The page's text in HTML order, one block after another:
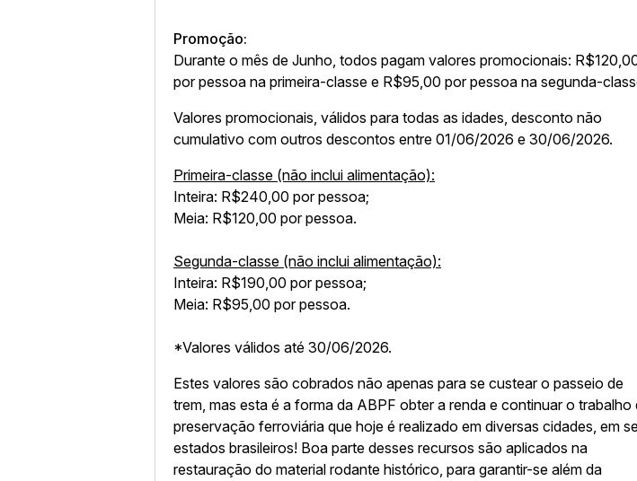
Promoção:
Durante o mês de Junho, todos pagam valores promocionais:
por pessoa na primeira-classe e R$95,00 por pessoa na segunda-
Valores promocionais, válidos para todas as idades, desconto não
cumulativo com outros descontos entre 01/06/2026 e 30/06/2026.
Primeira-classe (não inclui alimentação):
Inteira: R$240,00 por pessoa;
Meia: R$120,00 por pessoa.
Segunda-classe (não inclui alimentação):
Inteira: R$190,00 por pessoa;
Meia: R$95,00 por pessoa.
*Valores válidos até 30/06/2026.
Estes valores são cobrados não apenas para se custear o passeio de
trem, mas esta é a forma da ABPF obter a renda e continuar o trabalho
preservação ferroviária que hoje é realizado em diversas cidades, em
estados brasileiros! Boa parte desses recursos são aplicados na
restauração do material rodante histórico, para garantir-se além da